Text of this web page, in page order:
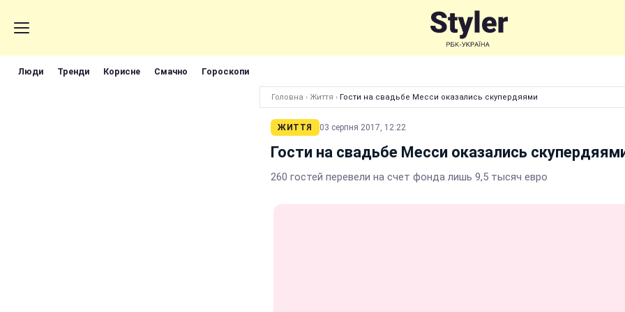
Люди Тренди Корисне Смачно Гороскопи
Головна › Життя › Гости на свадьбе Месси оказались скупердяями
ЖИТТЯ 03 серпня 2017, 12:22
Гости на свадьбе Месси оказались
260 гостей перевели на счет фонда лишь 9,5 тысяч евро